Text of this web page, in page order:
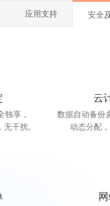
应用支持 安全
享，
干扰。
云
数据自动备份
动态分配